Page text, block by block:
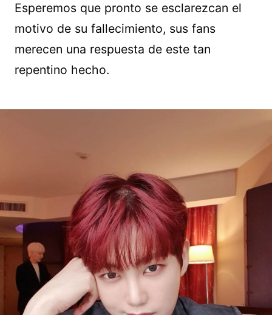
Esperemos que pronto se esclarezcan el
motivo de su fallecimiento, sus fans
merecen una respuesta de este tan
repentino hecho.